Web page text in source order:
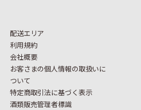
配送エリア
利用規約
会社概要
お客さまの個人情報の取扱いに
ついて
特定商取引法に基づく表示
酒類販売管理者標識